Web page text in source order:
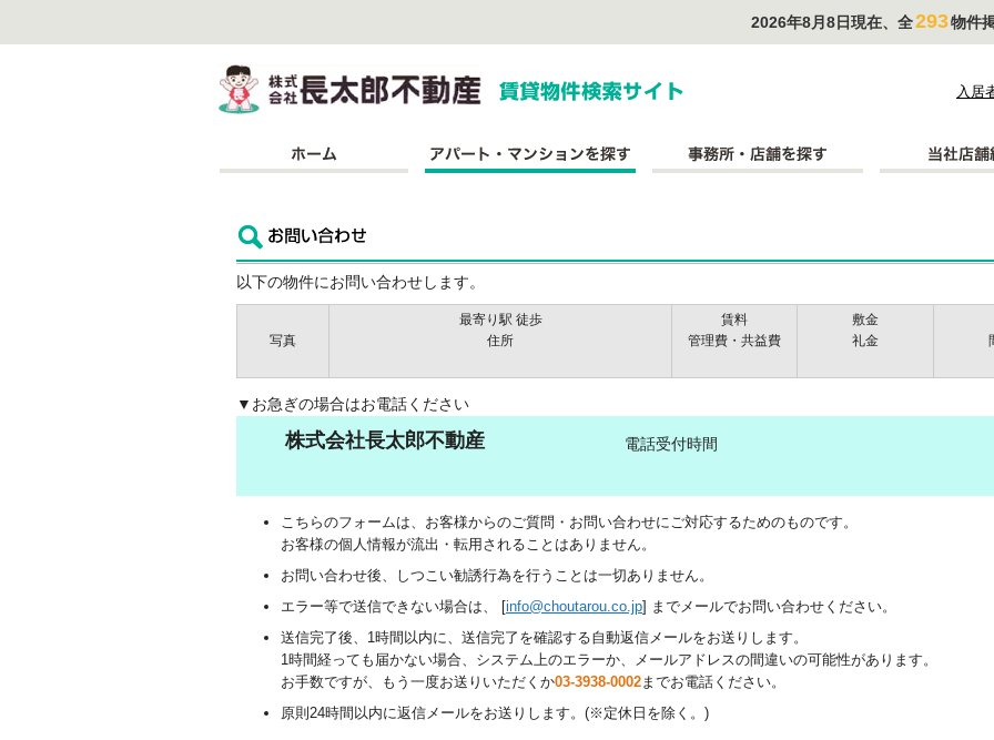
2026年8月8日現在、全293物件
入居
以下の物件にお問い合わせします。
写真
最寄り駅 徒歩
住所
賃料
管理費・共益費
敷金
礼金
▼お急ぎの場合はお電話ください
株式会社長太郎不動産 電話受付時間
こちらのフォームは、お客様からのご質問・お問い合わせにご対応するためのものです。
お客様の個人情報が流出・転用されることはありません。
お問い合わせ後、しつこい勧誘行為を行うことは一切ありません。
エラー等で送信できない場合は、 [info@choutarou.co.jp] までメールでお問い合わせください。
送信完了後、1時間以内に、送信完了を確認する自動返信メールをお送りします。
1時間経っても届かない場合、システム上のエラーか、メールアドレスの間違いの可能性があります。
お手数ですが、もう一度お送りいただくか03-3938-0002までお電話ください。
原則24時間以内に返信メールをお送りします。(※定休日を除く。)